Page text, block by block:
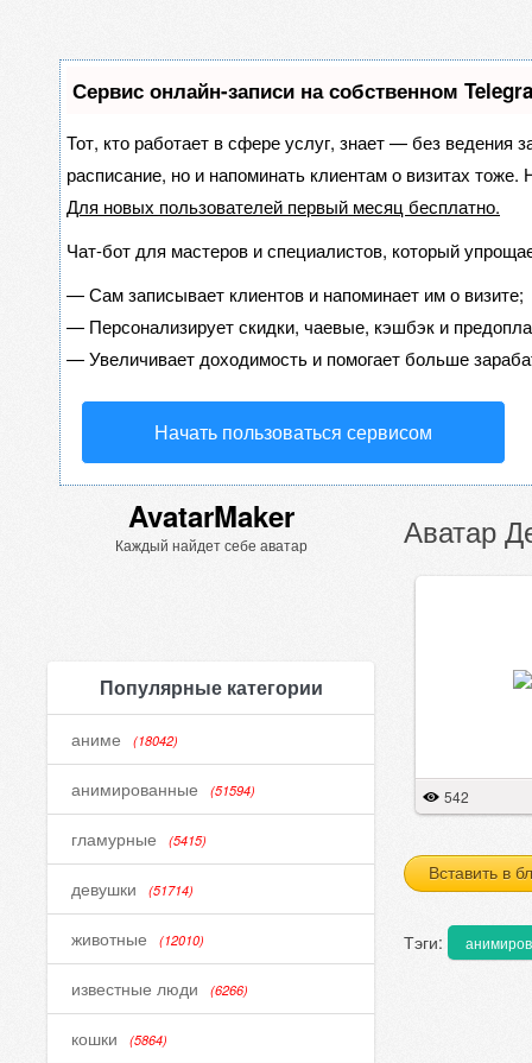
Сервис онлайн-записи на собственном
Тот, кто работает в сфере услуг, знает — без ведения
расписание, но и напоминать клиентам о визитах
Для новых пользователей первый месяц бесплатно.
Чат-бот для мастеров и специалистов, который
—Сам записывает клиентов и напоминает им о визите;
— Персонализирует скидки, чаевые, кэшбэк и
—Увеличивает доходимость и помогает больше
Начать пользоваться сервисом
AvatarMaker
Каждый найдет себе аватар
Популярные категории
аниме (18042)
анимированные (51594)
гламурные (5415)
девушки (51714)
животные (12010)
известные люди (6266)
кошки (5864)
Аватар
542
Вставить в
Тэги: